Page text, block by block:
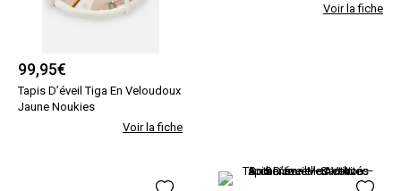
99,95€
Tapis D’éveil Tiga En Veloudoux
Jaune Noukies
Voir la fiche
Voir la fiche